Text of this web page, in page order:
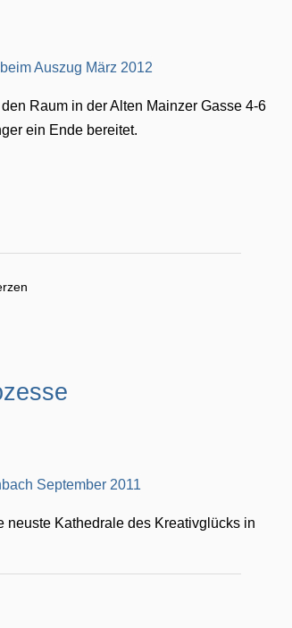
Raum in der Alten Mainzer Gasse 4-6
ein Ende bereitet.
neuste Kathedrale des Kreativglücks in